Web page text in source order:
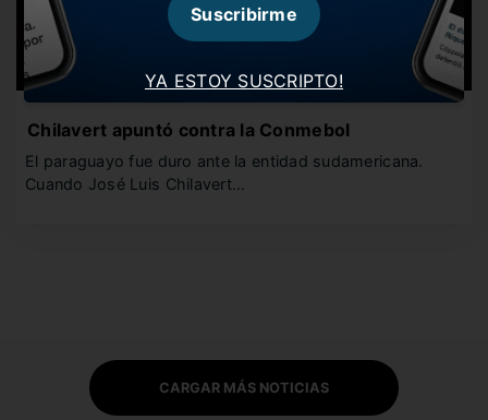
Chilavert apuntó contra la Conmebol
El paraguayo fue duro ante la entidad sudamericana.
Cuando José Luis Chilavert…
CARGAR MÁS NOTICIAS
YA ESTOY SUSCRIPTO!
Suscribirme